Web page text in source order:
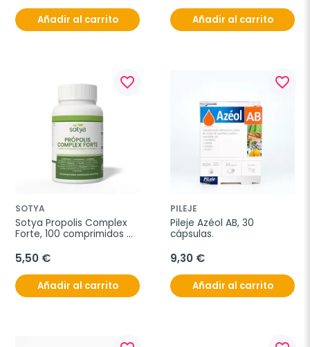
Añadir al carrito Añadir al carrito
favorite_border
SOTYA
Sotya Propolis Complex
Forte, 100 comprimidos
5,50 €
Añadir al carrito
favorite_border
PILEJE
Pileje Azéol AB, 30
cápsulas.
9,30 €
Añadir al carrito